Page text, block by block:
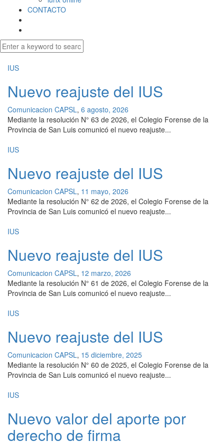
CONTACTO
IUS
Nuevo reajuste del IUS
Comunicacion CAPSL, 6 agosto, 2026
Mediante la resolución N° 63 de 2026, el Colegio Forense de la
Provincia de San Luis comunicó el nuevo reajuste...
IUS
Nuevo reajuste del IUS
Comunicacion CAPSL, 11 mayo, 2026
Mediante la resolución N° 62 de 2026, el Colegio Forense de la
Provincia de San Luis comunicó el nuevo reajuste...
IUS
Nuevo reajuste del IUS
Comunicacion CAPSL, 12 marzo, 2026
Mediante la resolución N° 61 de 2026, el Colegio Forense de la
Provincia de San Luis comunicó el nuevo reajuste...
IUS
Nuevo reajuste del IUS
Comunicacion CAPSL, 15 diciembre, 2025
Mediante la resolución N° 60 de 2025, el Colegio Forense de la
Provincia de San Luis comunicó el nuevo reajuste...
IUS
Nuevo valor del aporte por
derecho de firma